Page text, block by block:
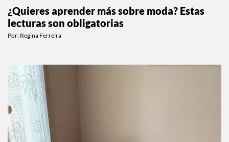
¿Quieres aprender más sobre moda? Estas
lecturas son obligatorias
Por: Regina Ferreira